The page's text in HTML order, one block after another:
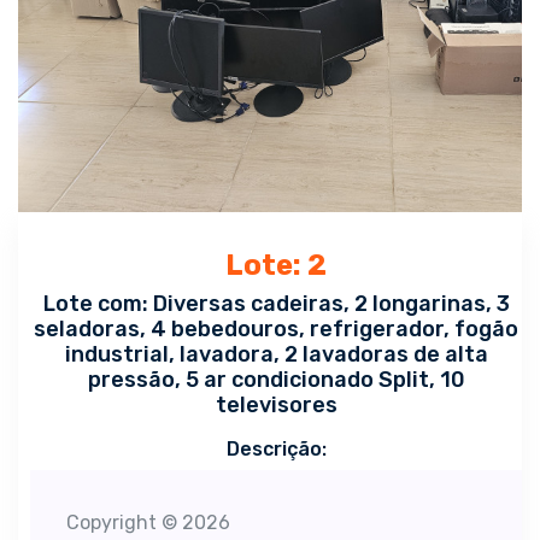
Lote: 2
Lote com: Diversas cadeiras, 2 longarinas, 3
seladoras, 4 bebedouros, refrigerador, fogão
industrial, lavadora, 2 lavadoras de alta
pressão, 5 ar condicionado Split, 10
televisores
Descrição:
Copyright © 2026